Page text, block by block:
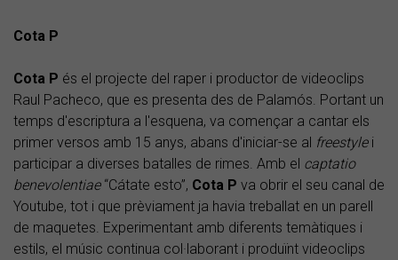
Cota P
Cota P és el projecte del raper i productor de videoclips
Raul Pacheco, que es presenta des de Palamós. Portant un
temps d'escriptura a l'esquena, va començar a cantar els
primer versos amb 15 anys, abans d'iniciar-se al freestyle i
participar a diverses batalles de rimes. Amb el captatio
benevolentiae“Cátate esto”, Cota P va obrir el seu canal de
Youtube, tot i que prèviament ja havia treballat en un parell
de maquetes. Experimentant amb diferents temàtiques i
estils, el músic continua col·laborant i produïnt videoclips